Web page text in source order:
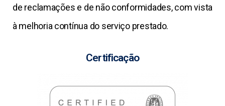
de reclamações e de não conformidades, com vista
à melhoria contínua do serviço prestado.
Certificação